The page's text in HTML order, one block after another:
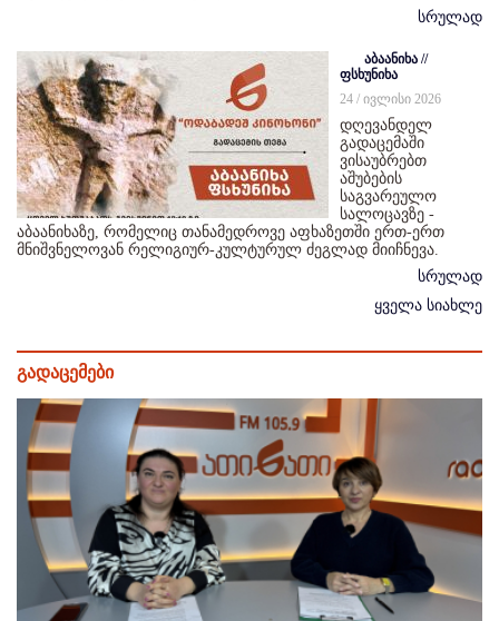
სრულად
აბაანიხა //
ფსხუნიხა
24 / ივლისი 2026
დღევანდელ
გადაცემაში
ვისაუბრებთ
აშუბების
საგვარეულო
სალოცავზე -
აბაანიხაზე, რომელიც თანამედროვე აფხაზეთში ერთ-ერთ
მნიშვნელოვან რელიგიურ-კულტურულ ძეგლად მიიჩნევა.
სრულად
ყველა სიახლე
გადაცემები